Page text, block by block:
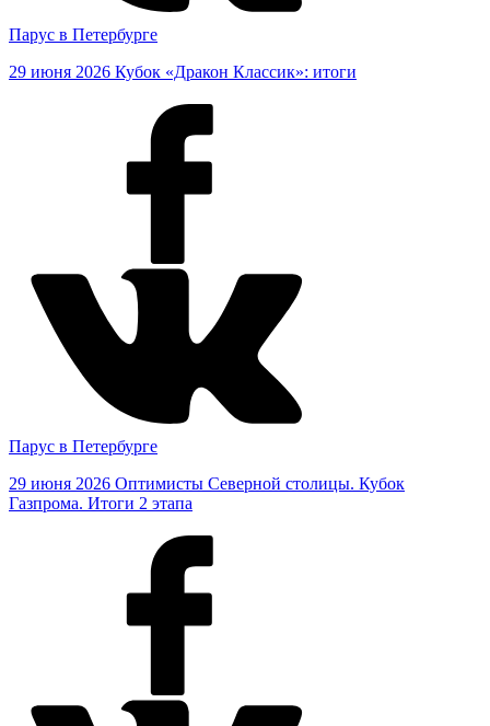
Парус в Петербурге
29 июня 2026 Кубок «Дракон Классик»: итоги
Парус в Петербурге
29 июня 2026 Оптимисты Северной столицы. Кубок
Газпрома. Итоги 2 этапа